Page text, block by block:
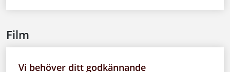
Film
Vi behöver ditt godkännande